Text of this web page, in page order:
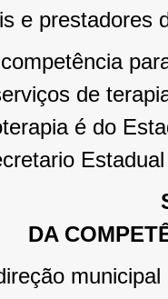
e prestadores
de
é do
DA